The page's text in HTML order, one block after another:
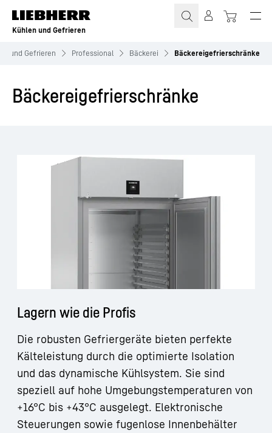
Zum Inhalt springen
Kühlen und Gefrieren
und Gefrieren Professional Bäckerei Bäckereigefrierschränke
Bäckereigefrierschränke
Lagern wie die Profis
Die robusten Gefriergeräte bieten perfekte
Kälteleistung durch die optimierte Isolation
und das dynamische Kühlsystem. Sie sind
speziell auf hohe Umgebungstemperaturen von
+16°C bis +43°C ausgelegt. Elektronische
Steuerungen sowie fugenlose Innenbehälter